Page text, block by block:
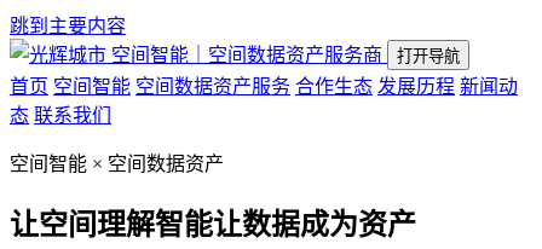
跳到主要内容
空间智能｜空间数据资产服务商
打开导航
首页 空间智能 空间数据资产服务 合作生态 发展历程 新闻动
态 联系我们
空间智能 × 空间数据资产
让空间理解智能让数据成为资产